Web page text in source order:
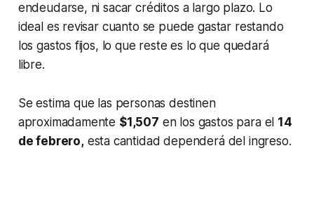
endeudarse, ni sacar créditos a largo plazo. Lo
ideal es revisar cuanto se puede gastar restando
los gastos fijos, lo que reste es lo que quedará
libre.
Se estima que las personas destinen
aproximadamente $1,507 en los gastos para el 14
de febrero,esta cantidad dependerá del ingreso.